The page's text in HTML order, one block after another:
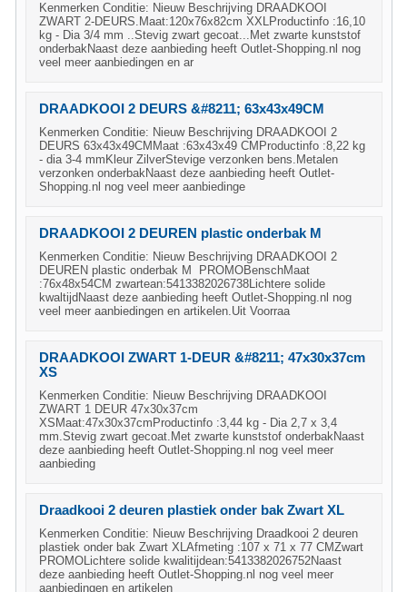
Kenmerken Conditie: Nieuw Beschrijving DRAADKOOI
ZWART 2-DEURS.Maat:120x76x82cm XXLProductinfo :16,10
kg - Dia 3/4 mm ..Stevig zwart gecoat...Met zwarte kunststof
onderbakNaast deze aanbieding heeft Outlet-Shopping.nl nog
veel meer aanbiedingen en ar
DRAADKOOI 2 DEURS &#8211; 63x43x49CM
Kenmerken Conditie: Nieuw Beschrijving DRAADKOOI 2
DEURS 63x43x49CMMaat :63x43x49 CMProductinfo :8,22 kg
- dia 3-4 mmKleur ZilverStevige verzonken bens.Metalen
verzonken onderbakNaast deze aanbieding heeft Outlet-
Shopping.nl nog veel meer aanbiedinge
DRAADKOOI 2 DEUREN plastic onderbak M
Kenmerken Conditie: Nieuw Beschrijving DRAADKOOI 2
DEUREN plastic onderbak M PROMOBenschMaat
:76x48x54CM zwartean:5413382026738Lichtere solide
kwaltijdNaast deze aanbieding heeft Outlet-Shopping.nl nog
veel meer aanbiedingen en artikelen.Uit Voorraa
DRAADKOOI ZWART 1-DEUR &#8211; 47x30x37cm
XS
Kenmerken Conditie: Nieuw Beschrijving DRAADKOOI
ZWART 1 DEUR 47x30x37cm
XSMaat:47x30x37cmProductinfo :3,44 kg - Dia 2,7 x 3,4
mm.Stevig zwart gecoat.Met zwarte kunststof onderbakNaast
deze aanbieding heeft Outlet-Shopping.nl nog veel meer
aanbieding
Draadkooi 2 deuren plastiek onder bak Zwart XL
Kenmerken Conditie: Nieuw Beschrijving Draadkooi 2 deuren
plastiek onder bak Zwart XLAfmeting :107 x 71 x 77 CMZwart
PROMOLichtere solide kwalitijdean:5413382026752Naast
deze aanbieding heeft Outlet-Shopping.nl nog veel meer
aanbiedingen en artikelen